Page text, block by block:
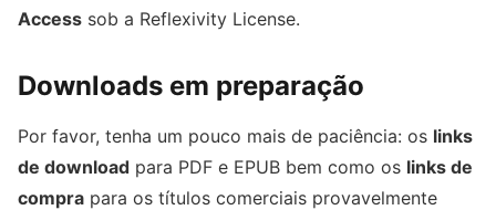
Access sob a Reflexivity License.
Downloads em preparação
Por favor, tenha um pouco mais de paciência: os links
de download para PDF e EPUB bem como os links de
compra para os títulos comerciais provavelmente